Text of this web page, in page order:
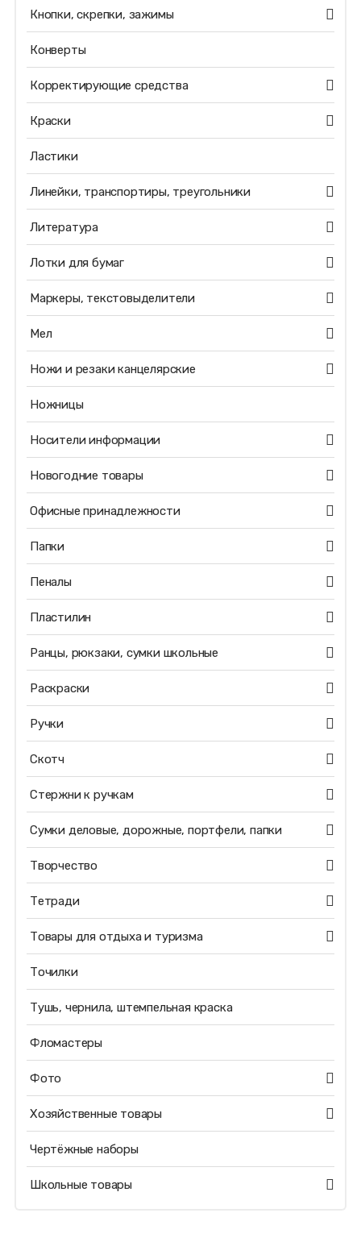
Кнопки, скрепки, зажимы
Конверты
Корректирующие средства
Краски
Ластики
Линейки, транспортиры, треугольники
Литература
Лотки для бумаг
Маркеры, текстовыделители
Мел
Ножи и резаки канцелярские
Ножницы
Носители информации
Новогодние товары
Офисные принадлежности
Папки
Пеналы
Пластилин
Ранцы, рюкзаки, сумки школьные
Раскраски
Ручки
Скотч
Стержни к ручкам
Сумки деловые, дорожные, портфели, папки
Творчество
Тетради
Товары для отдыха и туризма
Точилки
Тушь, чернила, штемпельная краска
Фломастеры
Фото
Хозяйственные товары
Чертёжные наборы
Школьные товары